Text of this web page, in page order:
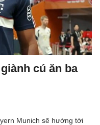
cú ăn ba
Munich sẽ hướng tới